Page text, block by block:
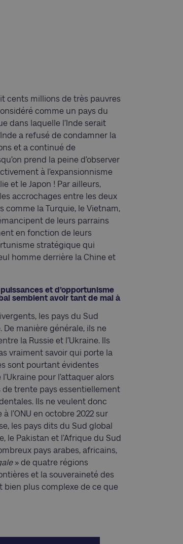
cents millions de très pauvres
comme un pays du
dans laquelle l’Inde serait
a refusé de condamner la
et a continué de
prend la peine d’observer
à l’expansionnisme
et le Japon ! Par ailleurs,
accrochages entre les deux
comme la Turquie, le Vietnam,
de leurs parrains
en fonction de leurs
stratégique qui
homme derrière la Chine et
et d’opportunisme
semblent avoir tant de mal à
les pays du Sud
De manière générale, ils ne
la Russie et l’Ukraine. Ils
vraiment savoir qui porte la
sont pourtant évidentes
pour l’attaquer alors
de trente pays essentiellement
Ils ne veulent donc
l’ONU en octobre 2022 sur
les pays dits du Sud global
le Pakistan et l’Afrique du Sud
pays arabes, africains,
» de quatre régions
et la souveraineté des
plus complexe de ce que